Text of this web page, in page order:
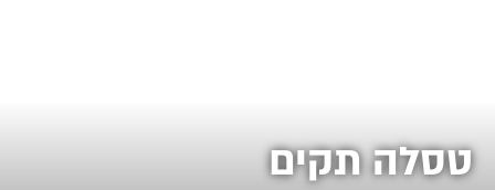
טסלה תקים